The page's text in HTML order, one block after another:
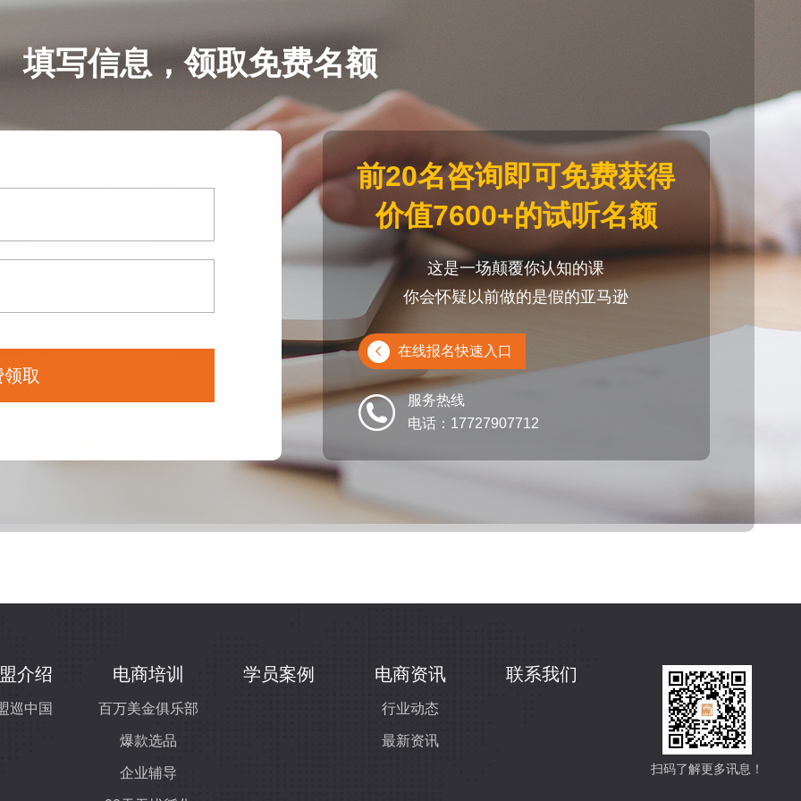
填写信息，领取免费名额
取
前20名咨询即可免费获得
价值7600+的试听名额
这是一场颠覆你认知的课
你会怀疑以前做的是假的亚马逊
在线报名快速入口
服务热线
电话：17727907712
介绍
巡中国
电商培训
百万美金俱乐部
爆款选品
企业辅导
学员案例 电商资讯
行业动态
最新资讯
联系我们
扫码了解更多讯息！